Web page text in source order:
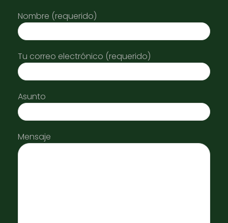
Nombre (requerido)
Tu correo electrónico (requerido)
Asunto
Mensaje